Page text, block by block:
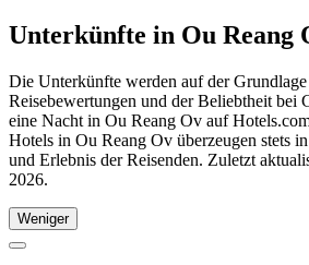
Unterkünfte in Ou Reang
Die Unterkünfte werden auf der Grundlage
Reisebewertungen und der Beliebtheit bei
eine Nacht in Ou Reang Ov auf
Hotels in Ou Reang Ov überzeugen stets
und Erlebnis der Reisenden. Zuletzt
2026.
Weniger